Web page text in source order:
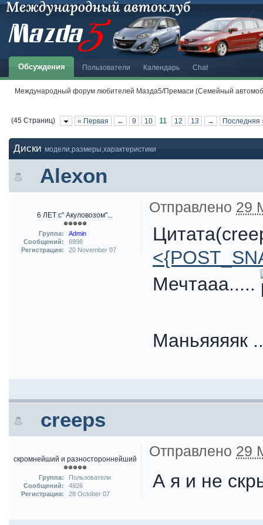
Обсуждения Пользователи Календарь Chat
Международный форум любителей Мазда5/Премаси (Семейный
(45 Страниц) « Первая ← 9 10 11 12 13 → Последняя
Диски модели,размеры,характеристики
Alexon
6 ЛЕТ с" Акуловозом"...
Группа:
Admin
Сообщений:
6998
Регистрация:
20 November 07
Отправлено 29
Мечтааа.....
Маньяяяяк
creeps
скромнейший и разностороннейший
Группа:
Пользователи
Сообщений:
4926
Регистрация:
28 October 07
Отправлено 29
А я и не